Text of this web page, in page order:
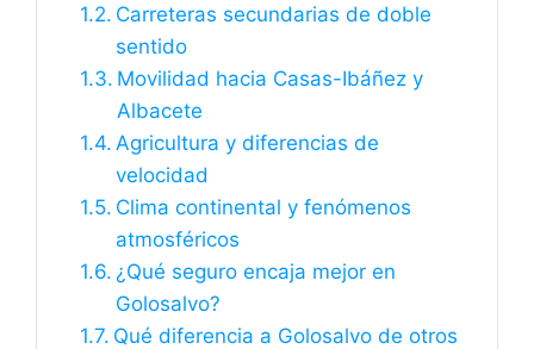
Carreteras secundarias de doble
sentido
Movilidad hacia Casas-Ibáñez y
Albacete
Agricultura y diferencias de
velocidad
Clima continental y fenómenos
atmosféricos
¿Qué seguro encaja mejor en
Golosalvo?
Qué diferencia a Golosalvo de otros